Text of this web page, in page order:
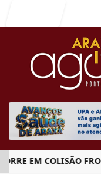
EM COLISÃO